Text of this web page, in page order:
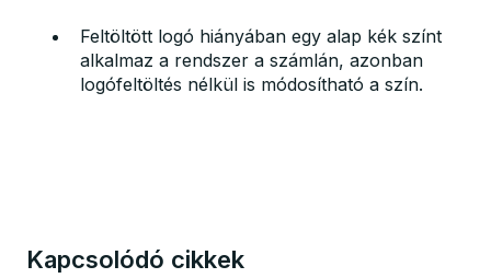
Feltöltött logó hiányában egy alap kék színt
alkalmaz a rendszer a számlán, azonban
logófeltöltés nélkül is módosítható a szín.
Kapcsolódó cikkek